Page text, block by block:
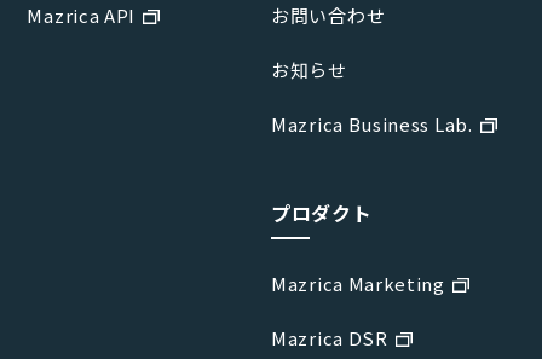
Mazrica API お問い合わせ
お知らせ
Mazrica Business Lab.
プロダクト
Mazrica Marketing
Mazrica DSR